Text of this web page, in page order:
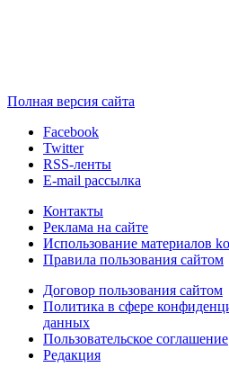
Полная версия сайта
Facebook
Twitter
RSS-ленты
E-mail рассылка
Контакты
Реклама на сайте
Использование материалов
Правила пользования сайтом
Договор пользования сайтом
Политика в сфере
данных
Пользовательское соглашение
Редакция